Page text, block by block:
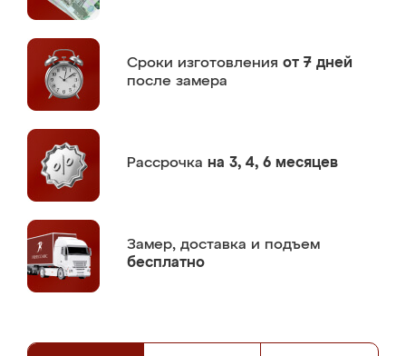
Сроки изготовления от 7 дней
после замера
Рассрочка на 3, 4, 6 месяцев
Замер, доставка и подъем
бесплатно